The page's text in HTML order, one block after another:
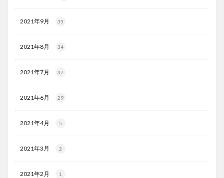
2021年9月 33
2021年8月 34
2021年7月 37
2021年6月 29
2021年4月 5
2021年3月 2
2021年2月 1